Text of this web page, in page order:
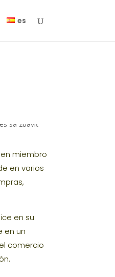
es
miembro
en varios
en su
en un
comercio